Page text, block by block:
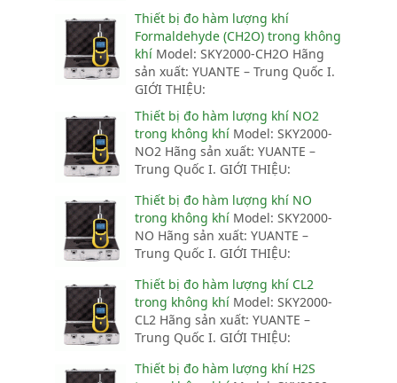
Thiết bị đo hàm lượng khí
Formaldehyde (CH2O) trong không
khí Model: SKY2000-CH2O Hãng
sản xuất: YUANTE – Trung Quốc I.
GIỚI THIỆU:
Thiết bị đo hàm lượng khí NO2
trong không khí Model: SKY2000-
NO2 Hãng sản xuất: YUANTE –
Trung Quốc I. GIỚI THIỆU:
Thiết bị đo hàm lượng khí NO
trong không khí Model: SKY2000-
NO Hãng sản xuất: YUANTE –
Trung Quốc I. GIỚI THIỆU:
Thiết bị đo hàm lượng khí CL2
trong không khí Model: SKY2000-
CL2 Hãng sản xuất: YUANTE –
Trung Quốc I. GIỚI THIỆU:
Thiết bị đo hàm lượng khí H2S